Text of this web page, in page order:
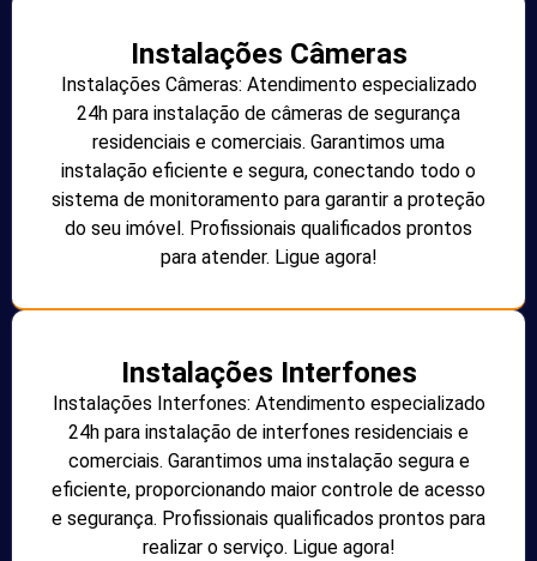
Instalações Câmeras
Instalações Câmeras: Atendimento especializado
24h para instalação de câmeras de segurança
residenciais e comerciais. Garantimos uma
instalação eficiente e segura, conectando todo o
sistema de monitoramento para garantir a proteção
do seu imóvel. Profissionais qualificados prontos
para atender. Ligue agora!
Instalações Interfones
Instalações Interfones: Atendimento especializado
24h para instalação de interfones residenciais e
comerciais. Garantimos uma instalação segura e
eficiente, proporcionando maior controle de acesso
e segurança. Profissionais qualificados prontos para
realizar o serviço. Ligue agora!